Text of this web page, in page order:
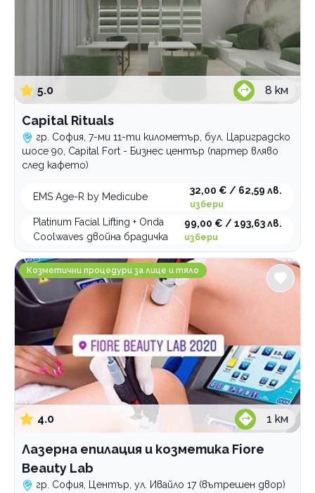
5.0 8 км
Capital Rituals
гр. София, 7-ми 11-ти километър, бул. Цариградско
шосе 90, Capital Fort - Бизнес център (партер вляво
след кафето)
EMS Age-R by Medicube
32,00 € / 62,59 лв.
избери
Platinum Facial Lifting + Onda
Coolwaves двойна брадичка
99,00 € / 193,63 лв.
избери
Лазерна епилация и козметика Fiore Beauty Lab
Козметични процедури за лице и тяло
4.0 1 км
Лазерна епилация и козметика Fiore
Beauty Lab
гр. София, Център, ул. Ивайло 17 (вътрешен двор)
почистване гръб
процедури за отслабване
целутрон
Естетична дерматология
Фризьорски услуги
Грим, мигли, вежди
Маникюр и педикюр
Професионални курсове
По домовете